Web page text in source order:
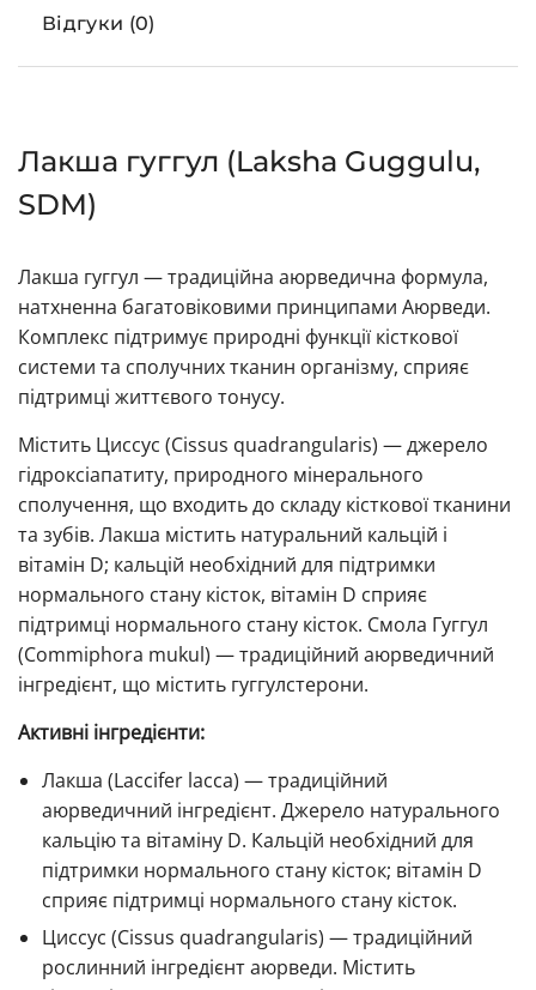
Відгуки (0)
Лакша гуггул (Laksha Guggulu,
SDM)
Лакша гуггул — традиційна аюрведична формула,
натхненна багатовіковими принципами Аюрведи.
Комплекс підтримує природні функції кісткової
системи та сполучних тканин організму, сприяє
підтримці життєвого тонусу.
Містить Циссус (Cissus quadrangularis) — джерело
гідроксіапатиту, природного мінерального
сполучення, що входить до складу кісткової тканини
та зубів. Лакша містить натуральний кальцій і
вітамін D; кальцій необхідний для підтримки
нормального стану кісток, вітамін D сприяє
підтримці нормального стану кісток. Смола Гуггул
(Commiphora mukul) — традиційний аюрведичний
інгредієнт, що містить гуггулстерони.
Активні інгредієнти:
Лакша (Laccifer lacca) — традиційний
аюрведичний інгредієнт. Джерело натурального
кальцію та вітаміну D. Кальцій необхідний для
підтримки нормального стану кісток; вітамін D
сприяє підтримці нормального стану кісток.
Циссус (Cissus quadrangularis) — традиційний
рослинний інгредієнт аюрведи. Містить